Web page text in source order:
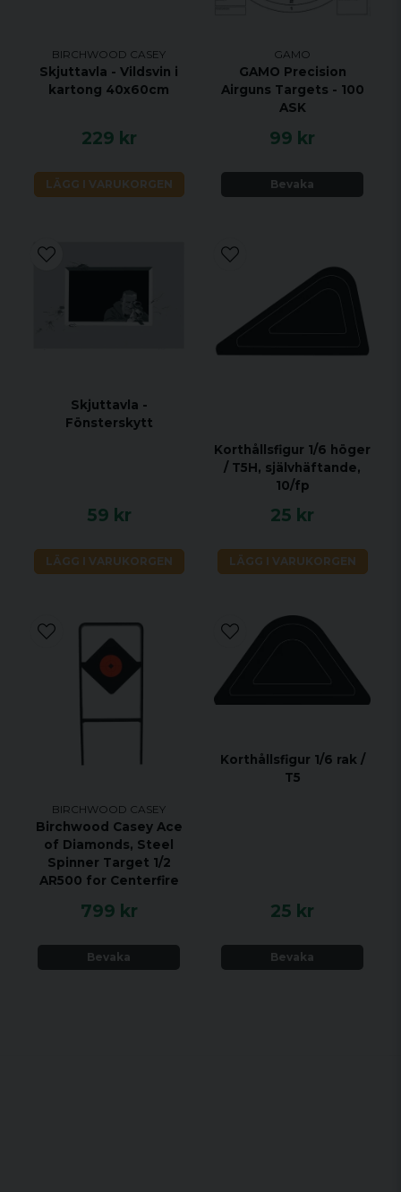
BIRCHWOOD CASEY
Skjuttavla - Vildsvin i
kartong 40x60cm
229 kr
LÄGG I VARUKORGEN
GAMO
GAMO Precision
Airguns Targets - 100
ASK
99 kr
Bevaka
Skjuttavla -
Fönsterskytt
59 kr
LÄGG I VARUKORGEN
Korthållsfigur 1/6 höger
/ T5H, självhäftande,
10/fp
25 kr
LÄGG I VARUKORGEN
BIRCHWOOD CASEY
Birchwood Casey Ace
of Diamonds, Steel
Spinner Target 1/2
AR500 for Centerfire
799 kr
Bevaka
Korthållsfigur 1/6 rak /
T5
25 kr
Bevaka